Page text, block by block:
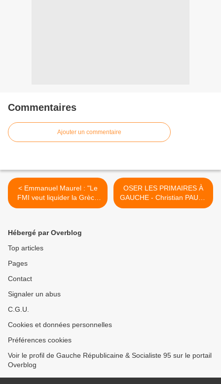
Commentaires
Ajouter un commentaire
< Emmanuel Maurel : "Le
FMI veut liquider la Grèce
comme on liquide une
OSER LES PRIMAIRES À
GAUCHE - Christian PAUL -
Le Monde >
Hébergé par Overblog
Top articles
Pages
Contact
Signaler un abus
C.G.U.
Cookies et données personnelles
Préférences cookies
Voir le profil de Gauche Républicaine & Socialiste 95 sur le portail
Overblog